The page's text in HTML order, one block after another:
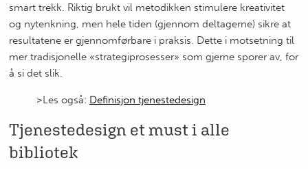
smart trekk. Riktig brukt vil metodikken stimulere kreativitet
og nytenkning, men hele tiden (gjennom deltagerne) sikre at
resultatene er gjennomførbare i praksis. Dette i motsetning til
mer tradisjonelle «strategiprosesser» som gjerne sporer av, for
å si det slik.
>Les også: Definisjon tjenestedesign
Tjenestedesign et must i alle
bibliotek